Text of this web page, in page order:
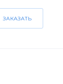
ЗАКАЗАТЬ